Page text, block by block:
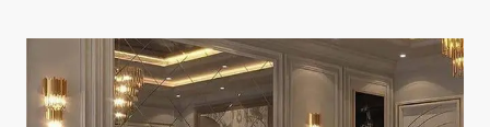
في
ينبع
0506557197